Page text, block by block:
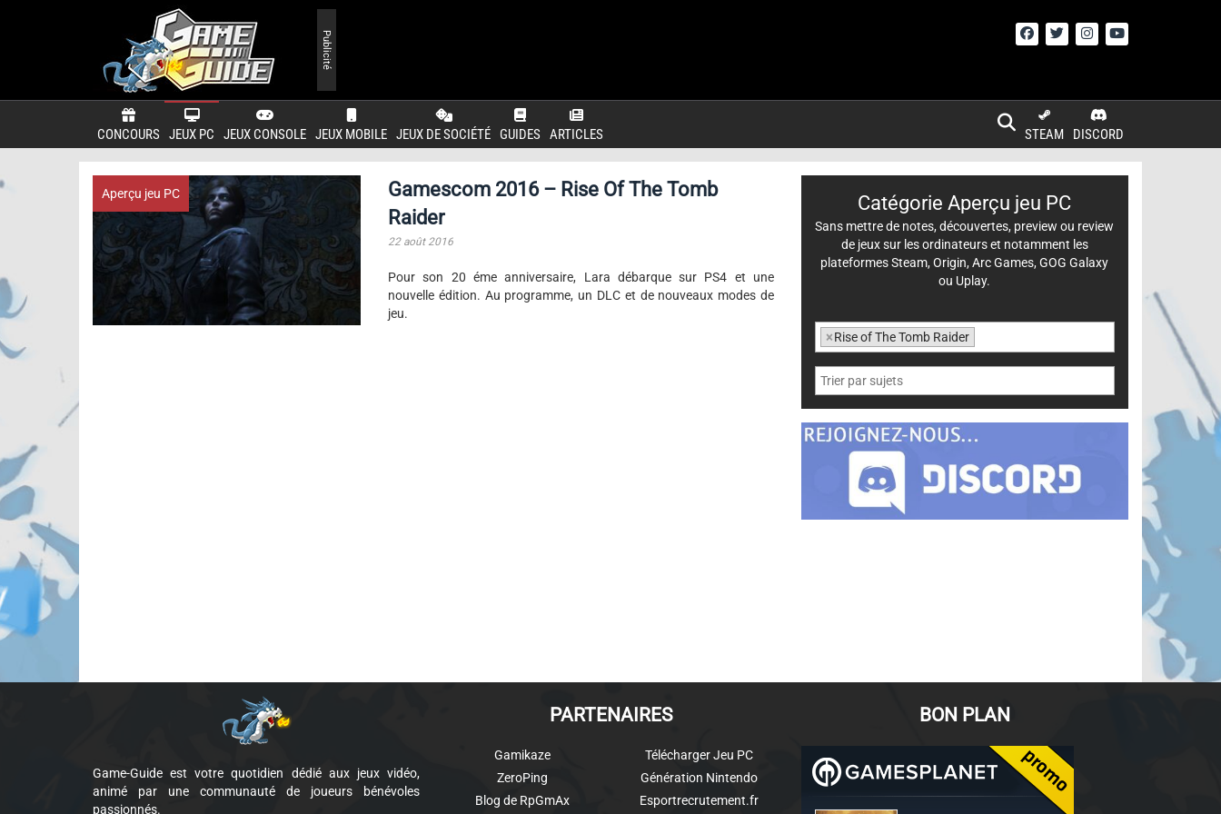
CONCOURS JEUX PC JEUX CONSOLE JEUX MOBILE JEUX DE SOCIÉTÉ GUIDES ARTICLES DISCORD
STEAM
Publicité
Aperçu jeu PC
Gamescom 2016 – Rise Of The Tomb
Raider
22 août 2016
Pour son 20 éme anniversaire, Lara débarque sur PS4 et une
nouvelle édition. Au programme, un DLC et de nouveaux modes de
jeu.
Catégorie Aperçu jeu PC
Sans mettre de notes, découvertes, preview ou review
de jeux sur les ordinateurs et notamment les
plateformes Steam, Origin, Arc Games, GOG Galaxy
ou Uplay.
×Rise of The Tomb Raider
Game-Guide est votre quotidien dédié aux jeux vidéo,
animé par une communauté de joueurs bénévoles
passionnés.
PARTENAIRES
Gamikaze
ZeroPing
Blog de RpGmAx
Télécharger Jeu PC
Génération Nintendo
Esportrecrutement.fr
BON PLAN